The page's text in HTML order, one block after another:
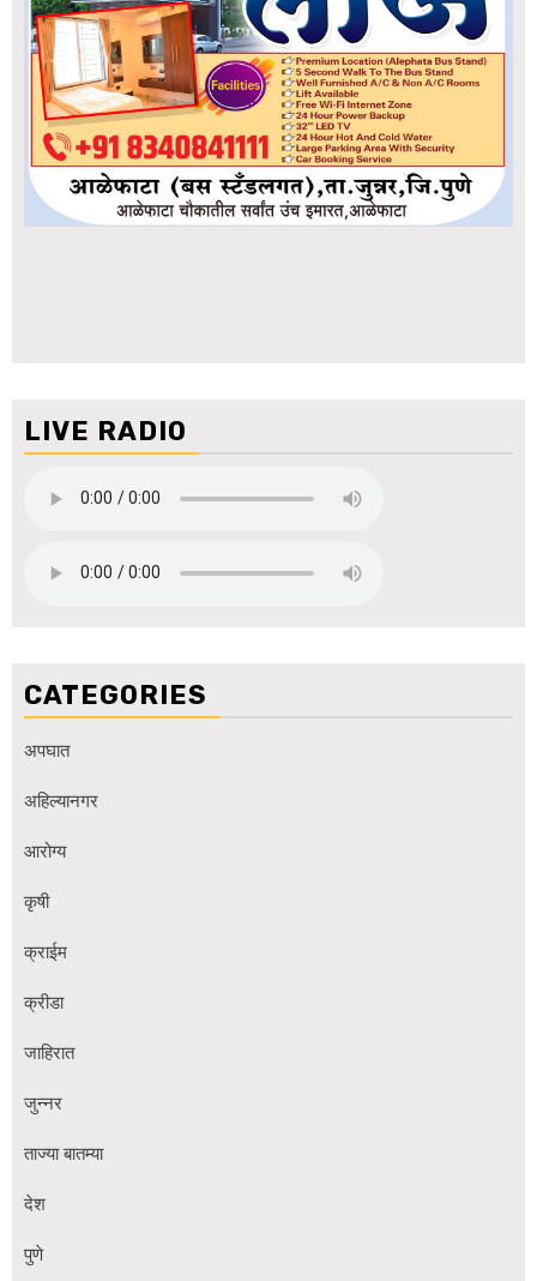
LIVE RADIO
CATEGORIES
अपघात
अहिल्यानगर
आरोग्य
कृषी
क्राईम
क्रीडा
जाहिरात
जुन्नर
ताज्या बातम्या
देश
पुणे